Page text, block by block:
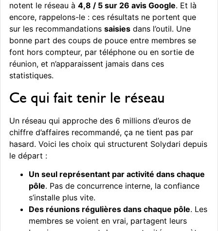
notent le réseau à 4,8 / 5 sur 26 avis Google. Et là
encore, rappelons-le : ces résultats ne portent que
sur les recommandations saisiesdans l’outil. Une
bonne part des coups de pouce entre membres se
font hors compteur, par téléphone ou en sortie de
réunion, et n’apparaissent jamais dans ces
statistiques.
Ce qui fait tenir le réseau
Un réseau qui approche des 6 millions d’euros de
chiffre d’affaires recommandé, ça ne tient pas par
hasard. Voici les choix qui structurent Solydari depuis
le départ :
Un seul représentant par activité dans chaque
pôle. Pas de concurrence interne, la confiance
s’installe plus vite.
Des réunions régulières dans chaque pôle. Les
membres se voient en vrai, partagent leurs